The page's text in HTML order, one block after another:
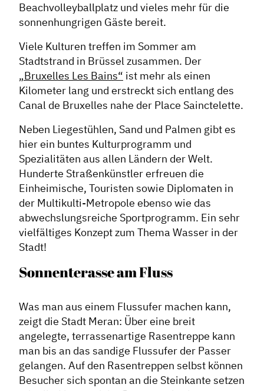
Beachvolleyballplatz und vieles mehr für die
sonnenhungrigen Gäste bereit.
Viele Kulturen treffen im Sommer am
Stadtstrand in Brüssel zusammen. Der
„Bruxelles Les Bains“ ist mehr als einen
Kilometer lang und erstreckt sich entlang des
Canal de Bruxelles nahe der Place Sainctelette.
Neben Liegestühlen, Sand und Palmen gibt es
hier ein buntes Kulturprogramm und
Spezialitäten aus allen Ländern der Welt.
Hunderte Straßenkünstler erfreuen die
Einheimische, Touristen sowie Diplomaten in
der Multikulti-Metropole ebenso wie das
abwechslungsreiche Sportprogramm. Ein sehr
vielfältiges Konzept zum Thema Wasser in der
Stadt!
Sonnenterasse am Fluss
Was man aus einem Flussufer machen kann,
zeigt die Stadt Meran: Über eine breit
angelegte, terrassenartige Rasentreppe kann
man bis an das sandige Flussufer der Passer
gelangen. Auf den Rasentreppen selbst können
Besucher sich spontan an die Steinkante setzen